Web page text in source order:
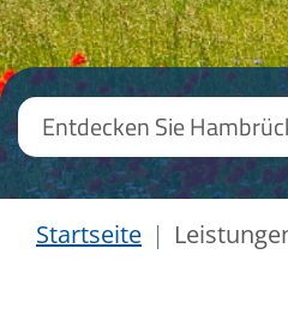
Startseite